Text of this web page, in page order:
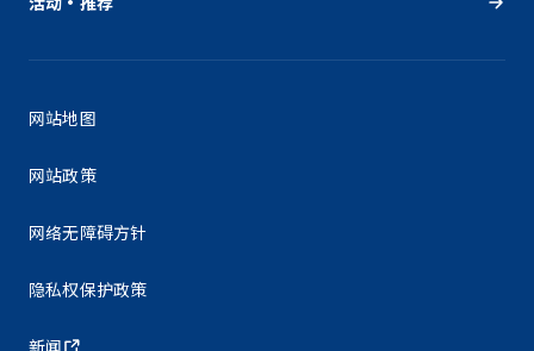
网站地图
网站政策
网络无障碍方针
隐私权保护政策
新闻